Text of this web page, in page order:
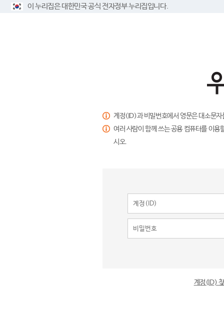
이 누리집은 대한민국 공식 전자정부 누리집입니다.
계정(ID)과 비밀번호에서 영문은 대소문
여러 사람이 함께 쓰는 공용 컴퓨터를 이
시오.
계정(ID)